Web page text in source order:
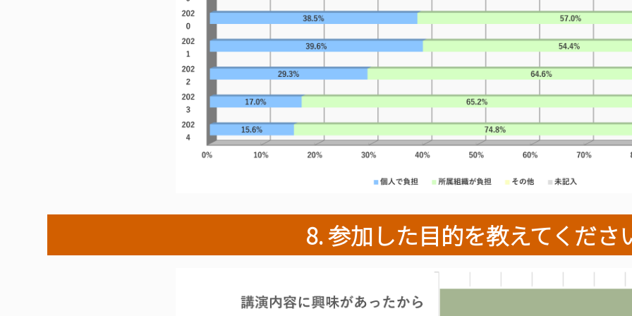
8. 参加した目的を教えてくださ